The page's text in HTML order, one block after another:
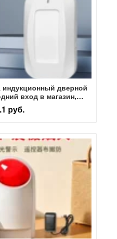
дверной
вход в магазин,
устройство,
голосовых
руб.